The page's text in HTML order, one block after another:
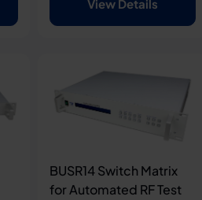
View Details
BUSR14 Switch Matrix
for Automated RF Test